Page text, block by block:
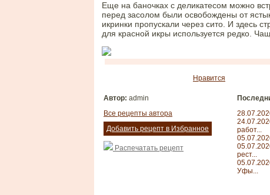
Еще на баночках с деликатесом можно
перед засолом были освобождены от
икринки пропускали через сито. И здесь
для красной икры используется редко.
Нравится
Автор: admin
Все рецепты автора
Добавить рецепт в Избранное
Распечатать рецепт
работ...
рест...
Уфы...